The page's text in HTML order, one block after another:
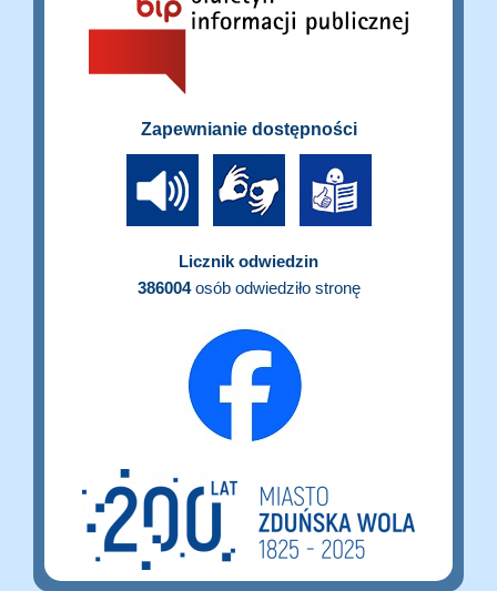
Zapewnianie dostępności
Licznik odwiedzin
386004osób odwiedziło stronę